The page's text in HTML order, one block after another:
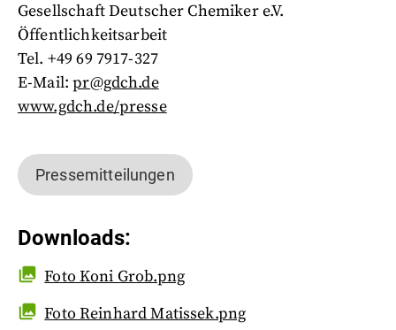
Gesellschaft Deutscher Chemiker e.V.
Öffentlichkeitsarbeit
Tel. +49 69 7917-327
E-Mail:pr@gdch.de
www.gdch.de/presse
Pressemitteilungen
Downloads:
Foto Koni Grob.png
Foto Reinhard Matissek.png